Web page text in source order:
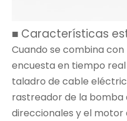
■ Características
Cuando se combina
encuesta en tiempo
taladro de cable
rastreador de la bomba
direccionales y el motor